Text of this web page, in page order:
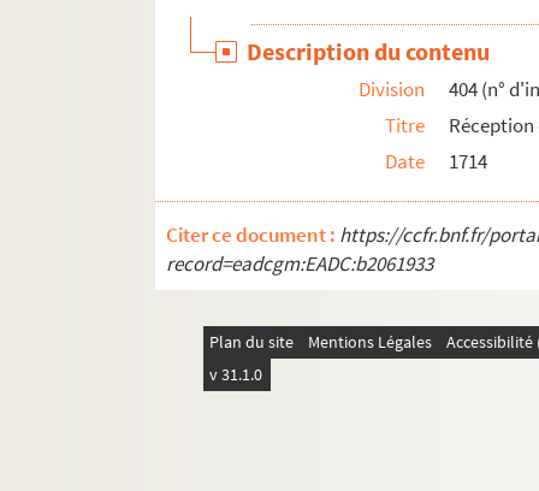
Ms C 684. Papiers d'état-civil et lettres
Ms C 685. Etudes d'anatomie et
Ms C 686. Actes ou portions d'actes relatifs à
Ms C 687. Assemblée générale de
Ms C 688. Projet d'annexion à la ville de Vire
Ms C 689. Clameur par haut puissant seigneur
Ms C 690. Télégrammes officiels : discours du
Ms C 691. Extraits des archives du Calvados
Ms C 692. Fonds Lucas (suite)
Ms C 698. Attestation en faveur du zèle et de
Ms C 702. Discours de Monsieur de
Description du contenu
Division
404 (n°
Titre
Date
1714
Citer ce document : https://ccfr.bnf.fr/
record=eadcgm:EADC:b2061933
Plan du site Mentions Légales
v 31.1.0